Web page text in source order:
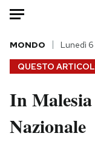
HOME
Italia
Politica
QUESTO
MONDO Lunedì
In
Nazionale